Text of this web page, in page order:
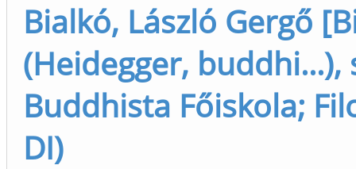
Bialkó, László Gergő
(Heidegger, buddhi...),
Buddhista Főiskola;
DI)